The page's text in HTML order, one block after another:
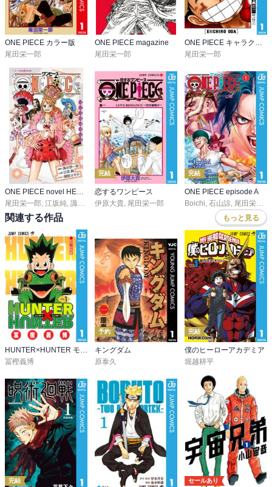
ONE PIECE カラー版
尾田栄一郎
ONE PIECE magazine
尾田栄一郎
ONE PIECE キャラクターリミックス
尾田栄一郎
尾田栄一郎 江坂純 諏訪さやか
完結
恋するワンピース
伊原大貴 尾田栄一郎
完結
ONE PIECE episode A
Boichi 石山諒 尾田栄一郎
関連する作品 もっと見る
HUNTER×HUNTER モノクロ版
冨樫義博
予約
キングダム
原泰久
完結
僕のヒーローアカデミア
堀越耕平
完結 セールあり